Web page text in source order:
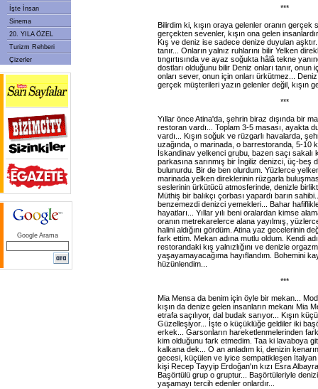
İşte İnsan
Sinema
20. YILA ÖZEL
Turizm Rehberi
Çizerler
Google Arama
***
Bilirdim ki, kışın oraya gelenler oranın gerçek
gerçekten sevenler, kışın ona gelen
Kış ve deniz ise sadece denize duyulan
tanır... Onların yalnız ruhlarını bilir Yelken
tıngırtısında ve ayaz soğukta hâlâ tekne
dostları olduğunu bilir Deniz onları tanır, onun
onları sever, onun için onları ürkütmez...
gerçek müşterileri yazın gelenler değil, kışın
***
Yıllar önce Atina'da, şehrin biraz dışında bir
restoran vardı... Toplam 3-5 masası, ayakta
vardı... Kışın soğuk ve rüzgarlı havalarda,
uzağında, o marinada, o barrestoranda, 5-10
İskandinav yelkenci grubu, bazen saçı sakalı
parkasına sarınmış bir İngiliz denizci, üç-beş
bulunurdu. Bir de ben olurdum. Yüzlerce
marinada yelken direklerinin rüzgarla
seslerinin ürkütücü atmosferinde, denizle
Müthiş bir balıkçı çorbası yapardı barın
benzemezdi denizci yemekleri... Bahar
hayatları... Yıllar yılı beni oralardan kimse
oranın metrekarelerce alana yayılmış,
halini aldığını gördüm. Atina yaz gecelerinin
fark ettim. Mekan adına mutlu oldum. Kendi
restorandaki kış yalnızlığını ve denizle
yaşayamayacağıma hayıflandım. Bohemini
hüzünlendim...
***
Mia Mensa da benim için öyle bir mekan...
kışın da denize gelen insanların mekanı Mia
etrafa saçılıyor, dal budak sarıyor... Kışın
Güzelleşiyor... İşte o küçüklüğe geldiler iki
erkek... Garsonların hareketlenmelerinden
kim olduğunu fark etmedim. Taa ki lavaboya
kalkana dek... O an anladım ki, denizin
gecesi, küçülen ve iyice sempatikleşen
kişi Recep Tayyip Erdoğan'ın kızı Esra
Başörtülü grup o gruptur... Başörtüleriyle
yaşamayı tercih edenler onlardır...